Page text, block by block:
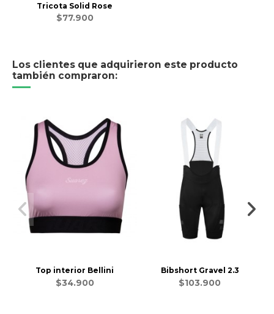
Tricota Solid Rose
$77.900
Los clientes que adquirieron este producto
también compraron:
Top interior Bellini
$34.900
Bibshort Gravel 2.3
$103.900